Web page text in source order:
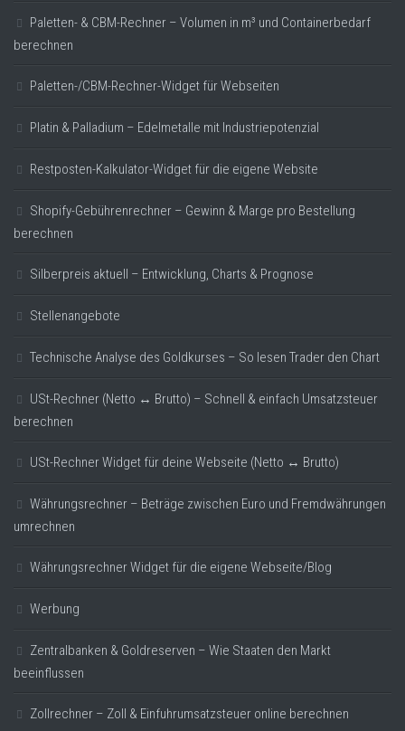
Paletten- & CBM-Rechner – Volumen in m³ und Containerbedarf
berechnen
Paletten-/CBM-Rechner-Widget für Webseiten
Platin & Palladium – Edelmetalle mit Industriepotenzial
Restposten-Kalkulator-Widget für die eigene Website
Shopify-Gebührenrechner – Gewinn & Marge pro Bestellung
berechnen
Silberpreis aktuell – Entwicklung, Charts & Prognose
Stellenangebote
Technische Analyse des Goldkurses – So lesen Trader den Chart
USt-Rechner (Netto ↔ Brutto) – Schnell & einfach Umsatzsteuer
berechnen
USt-Rechner Widget für deine Webseite (Netto ↔ Brutto)
Währungsrechner – Beträge zwischen Euro und Fremdwährungen
umrechnen
Währungsrechner Widget für die eigene Webseite/Blog
Werbung
Zentralbanken & Goldreserven – Wie Staaten den Markt
beeinflussen
Zollrechner – Zoll & Einfuhrumsatzsteuer online berechnen